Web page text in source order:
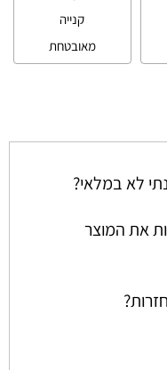
קנייה
מאובטחת
לא במלאי?
את המוצר